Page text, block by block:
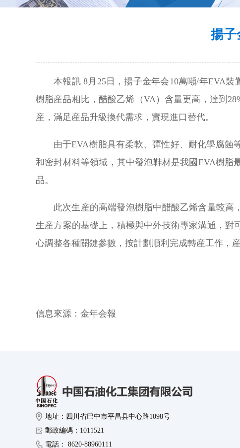
揚子
本報訊 8月25日，揚子金年会10萬噸/年EVA
樹脂産品相比，醋酸乙烯（VA）含量更高，達到
産，滿足産品升級換代需求，實現進口替代。
由于EVA樹脂具有柔軟、彈性好、耐化學腐
和密封材料等領域，其中發泡鞋材是我國EVA樹
品。
此次生産的高端發泡樹脂中醋酸乙烯含量較
生産方案的基礎上，積極與中外技術專家溝通，
心調整各種關鍵參數，按計劃順利完成轉産工
信息來源： 金年会報
地址：四川省巴中市平昌县中心路1098号
郵政編碼：1011521
電話： 8620-88960111